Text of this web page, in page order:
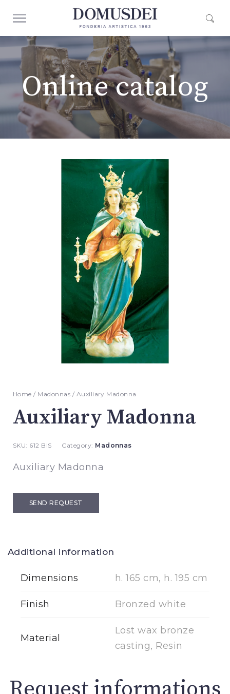
Online catalog
Home / Madonnas / Auxiliary Madonna
Auxiliary Madonna
SKU: 612 BIS Category: Madonnas
Auxiliary Madonna
SEND REQUEST
Additional information
Dimensions h. 165 cm, h. 195 cm
Finish Bronzed white
Material
Lost wax bronze
casting, Resin